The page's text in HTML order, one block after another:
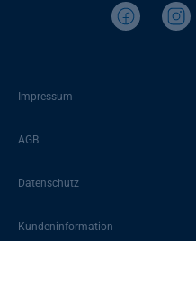
Impressum
AGB
Datenschutz
Kundeninformation